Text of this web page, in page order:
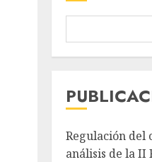
Regulación
análisis de la II